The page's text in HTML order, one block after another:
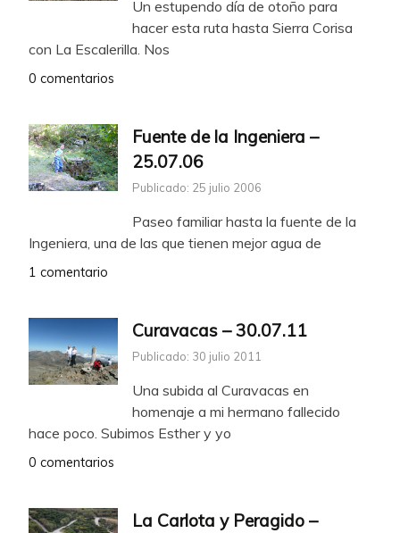
Un estupendo día de otoño para
hacer esta ruta hasta Sierra Corisa
con La Escalerilla. Nos
0 comentarios
Fuente de la Ingeniera –
25.07.06
Publicado: 25 julio 2006
Paseo familiar hasta la fuente de la
Ingeniera, una de las que tienen mejor agua de
1 comentario
Curavacas – 30.07.11
Publicado: 30 julio 2011
Una subida al Curavacas en
homenaje a mi hermano fallecido
hace poco. Subimos Esther y yo
0 comentarios
La Carlota y Peragido –